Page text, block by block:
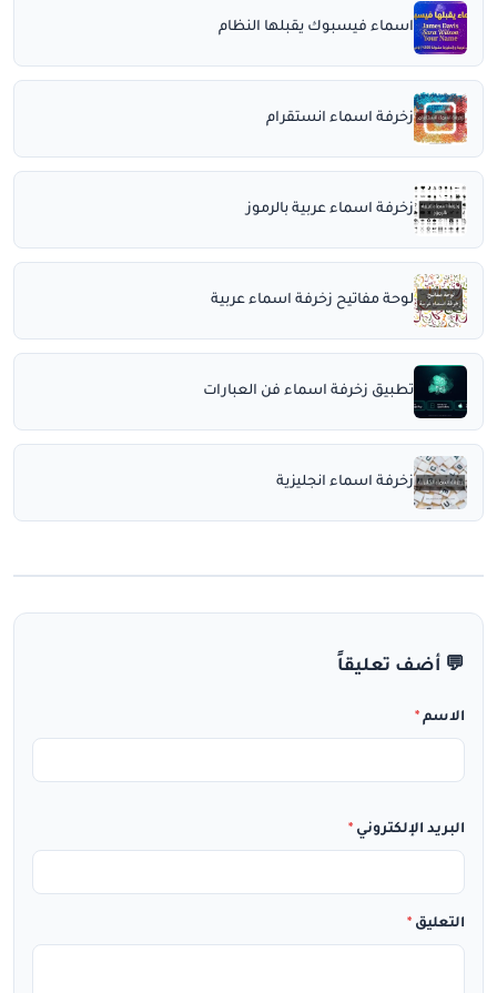
اسماء فيسبوك يقبلها النظام
زخرفة اسماء انستقرام
زخرفة اسماء عربية بالرموز
لوحة مفاتيح زخرفة اسماء عربية
تطبيق زخرفة اسماء فن العبارات
زخرفة اسماء انجليزية
💬 أضف تعليقاً
الاسم *
البريد الإلكتروني *
التعليق *